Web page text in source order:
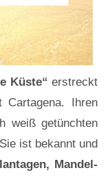
Küste“ erstreckt
Ihren
weiß getünchten
ist bekannt und
Mandel-